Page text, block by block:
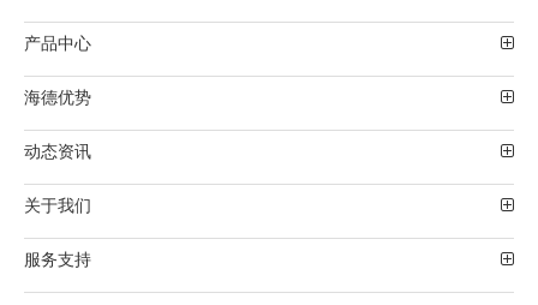
产品中心
海德优势
动态资讯
关于我们
服务支持